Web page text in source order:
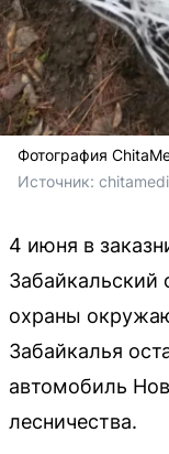
Фотография
Источник:
4 июня в
Забайкальский
охраны
Забайкалья
автомобиль
лесничества.